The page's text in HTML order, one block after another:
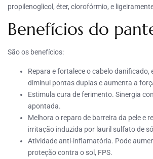
propilenoglicol, éter, clorofórmio, e
Benefícios do
São os benefícios:
Repara e fortalece o cabelo danificado,
diminui pontas duplas e aumenta a
Estimula cura de ferimento. Sinergia
apontada.
Melhora o reparo de barreira da pele e
irritação induzida por lauril sulfato de
Atividade anti-inflamatória. Pode
proteção contra o sol, FPS.